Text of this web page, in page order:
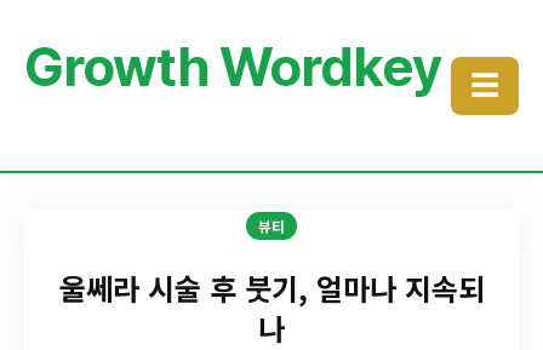
Growth Wordkey ☰
뷰티
울쎄라 시술 후 붓기, 얼마나 지속되
나